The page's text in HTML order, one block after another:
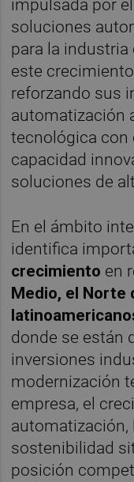
impulsada por
soluciones
para la industria
este
reforzando sus
automatización
tecnológica con
capacidad
soluciones de
En el ámbito
identifica
crecimiento en
Medio, el Norte
donde se están
inversiones
modernización
empresa, el
automatización,
sostenibilidad
posición